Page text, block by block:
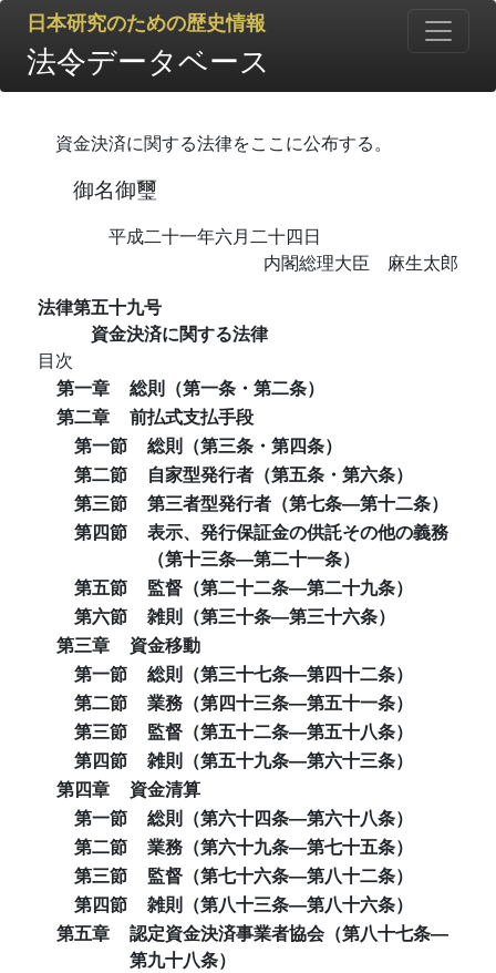
日本研究のための歴史情報
法令データベース
資金決済に関する法律をここに公布する。
御名御璽
平成二十一年六月二十四日
内閣総理大臣 麻生太郎
法律第五十九号
資金決済に関する法律
目次
第一章
総則（第一条・第二条）
第二章
前払式支払手段
第一節
総則（第三条・第四条）
第二節
自家型発行者（第五条・第六条）
第三節
第三者型発行者（第七条―第十二条）
第四節
表示、発行保証金の供託その他の義務
（第十三条―第二十一条）
第五節
監督（第二十二条―第二十九条）
第六節
雑則（第三十条―第三十六条）
第三章
資金移動
第一節
総則（第三十七条―第四十二条）
第二節
業務（第四十三条―第五十一条）
第三節
監督（第五十二条―第五十八条）
第四節
雑則（第五十九条―第六十三条）
第四章
資金清算
第一節
総則（第六十四条―第六十八条）
第二節
業務（第六十九条―第七十五条）
第三節
監督（第七十六条―第八十二条）
第四節
雑則（第八十三条―第八十六条）
第五章
認定資金決済事業者協会（第八十七条―
第九十八条）